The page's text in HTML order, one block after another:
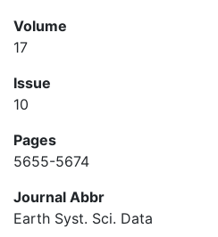
Volume
17
Issue
10
Pages
5655-5674
Journal Abbr
Earth Syst. Sci. Data